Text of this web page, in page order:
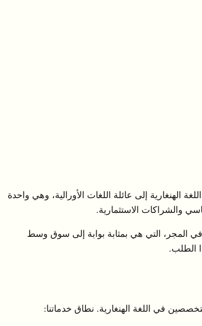
الرسمية في الاتحاد الأوروبي؛ يتحدث بها حوالي 13 مليون شخص. تنتمي اللغة الهنغارية إلى عائلة اللغات الأورالية، وهي واحدة
والشراكات الاستثمارية.
في المجر، التي هي بمثابة بوابة إلى سوق وسط
الطلب.